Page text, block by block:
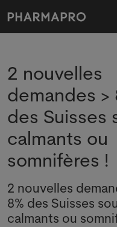
2 nouvelles
demandes >
des Suisses
calmants ou
somnifères !
2 nouvelles
8% des Suisses
calmants ou